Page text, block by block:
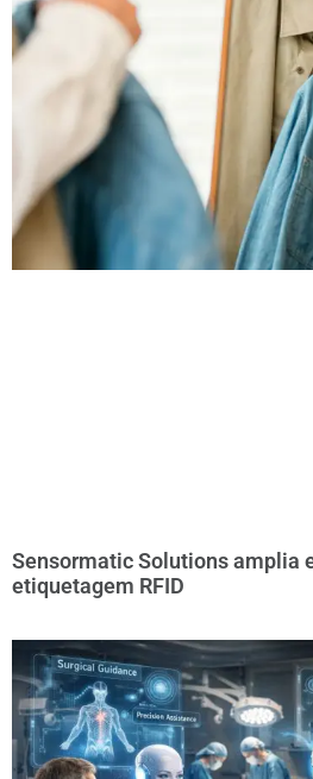
Sensormatic Solutions amplia
etiquetagem RFID